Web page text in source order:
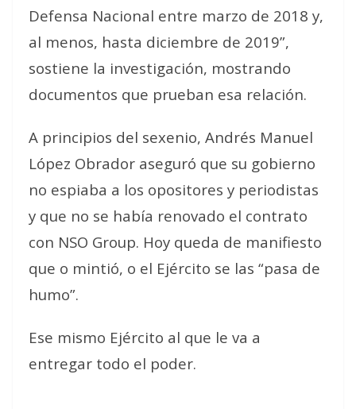
Defensa Nacional entre marzo de 2018 y,
al menos, hasta diciembre de 2019”,
sostiene la investigación, mostrando
documentos que prueban esa relación.
A principios del sexenio, Andrés Manuel
López Obrador aseguró que su gobierno
no espiaba a los opositores y periodistas
y que no se había renovado el contrato
con NSO Group. Hoy queda de manifiesto
que o mintió, o el Ejército se las “pasa de
humo”.
Ese mismo Ejército al que le va a
entregar todo el poder.